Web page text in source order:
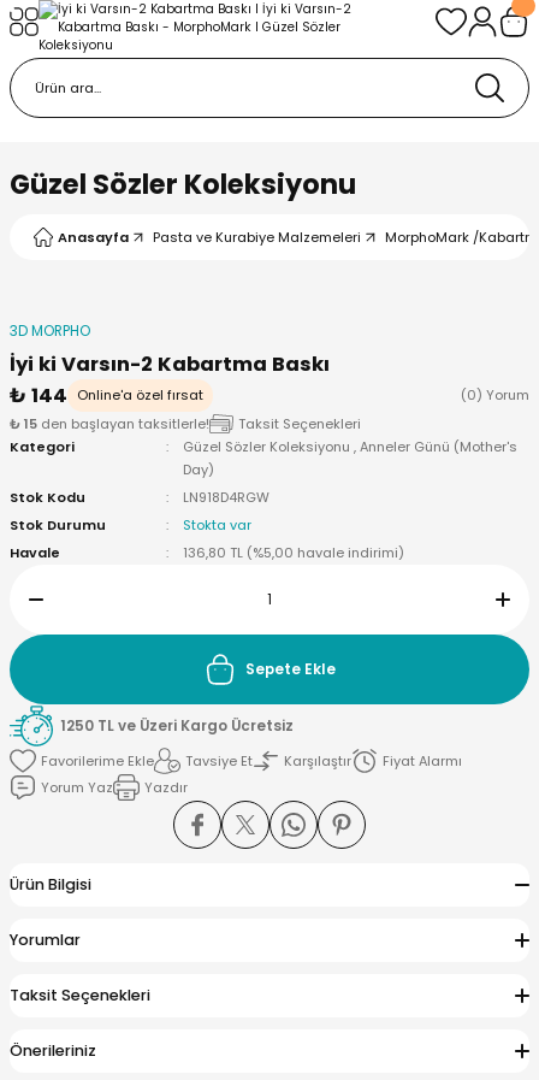
Güzel Sözler Koleksiyonu
Anasayfa Pasta ve Kurabiye Malzemeleri MorphoMark /
3D MORPHO
İyi ki Varsın-2 Kabartma Baskı
₺ 144
Online'a özel fırsat
(0) Yorum
₺ 15 den başlayan taksitlerle!
Taksit Seçenekleri
Kategori
Güzel Sözler Koleksiyonu ,Anneler Günü (Mother's
Day)
Stok Kodu
LN918D4RGW
Stok Durumu
Stokta var
Havale
136,80 TL (%5,00 havale indirimi)
Sepete Ekle
1250 TL ve Üzeri Kargo Ücretsiz
Tavsiye Et
Karşılaştır
Fiyat Alarmı
Yorum Yaz
Yazdır
Ürün Bilgisi
Yorumlar
Taksit Seçenekleri
Önerileriniz
Geri Dön
Malzemeleri
Çek Kalıp
/ Embosser
/ Doku-Şablon Baskı
Pleksi
Kağıdı
Geri Dön